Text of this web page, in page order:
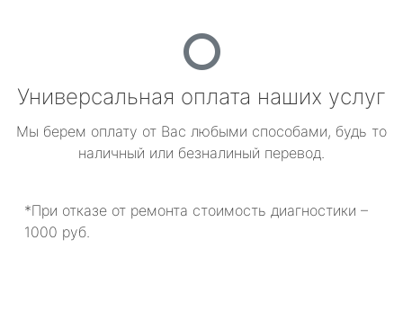
Универсальная оплата наших услуг
Мы берем оплату от Вас любыми способами, будь то
наличный или безналиный перевод.
*При отказе от ремонта стоимость диагностики –
1000 руб.